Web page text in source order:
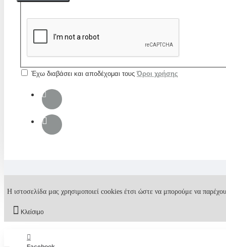
Έχω διαβάσει και αποδέχομαι τους Όροι χρήσης
Η ιστοσελίδα μας χρησιμοποιεί cookies έτσι ώστε να μπορούμε να
Κλείσιμο